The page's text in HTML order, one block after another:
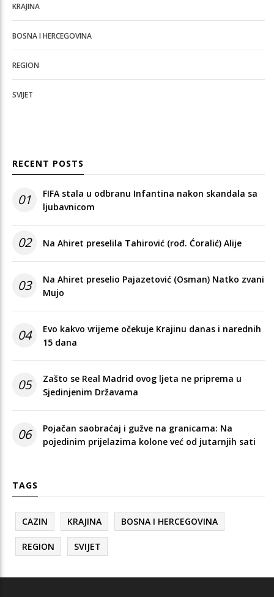
KRAJINA
BOSNA I HERCEGOVINA
REGION
SVIJET
RECENT POSTS
01
FIFA stala u odbranu Infantina nakon skandala sa
ljubavnicom
02 Na Ahiret preselila Tahirović (rođ. Ćoralić) Alije
03
Na Ahiret preselio Pajazetović (Osman) Natko zvani
Mujo
04
Evo kakvo vrijeme očekuje Krajinu danas i narednih
15 dana
05
Zašto se Real Madrid ovog ljeta ne priprema u
Sjedinjenim Državama
06
Pojačan saobraćaj i gužve na granicama: Na
pojedinim prijelazima kolone već od jutarnjih sati
TAGS
CAZIN KRAJINA BOSNA I HERCEGOVINA
REGION SVIJET